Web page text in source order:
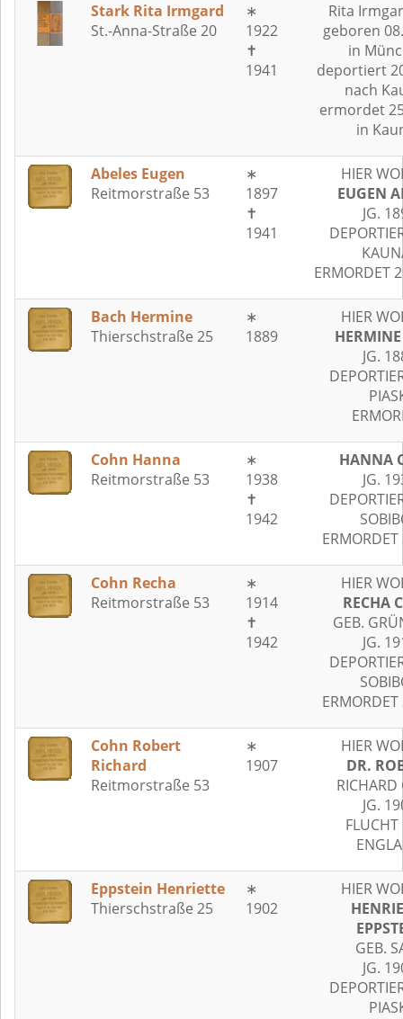
Stark Rita Irmgard
St.-Anna-Straße 20
∗
1922
✝
1941
Rita
geboren
in
deportiert
nach
ermordet
in
Abeles Eugen
Reitmorstraße 53
∗
1897
✝
1941
HIER
EUGEN
JG.
ERMORDET
Bach Hermine
Thierschstraße 25
∗
1889
HIER
JG.
Cohn Hanna
Reitmorstraße 53
∗
1938
✝
1942
HANNA
JG.
Cohn Recha
Reitmorstraße 53
∗
1914
✝
1942
HIER
RECHA
GEB.
JG.
Cohn Robert
Richard
Reitmorstraße 53
∗
1907
HIER
DR.
JG.
Eppstein Henriette
Thierschstraße 25
∗
1902
HIER
GEB.
JG.